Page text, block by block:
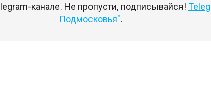
канале. Не пропусти, подписывайся!
Подмосковья".